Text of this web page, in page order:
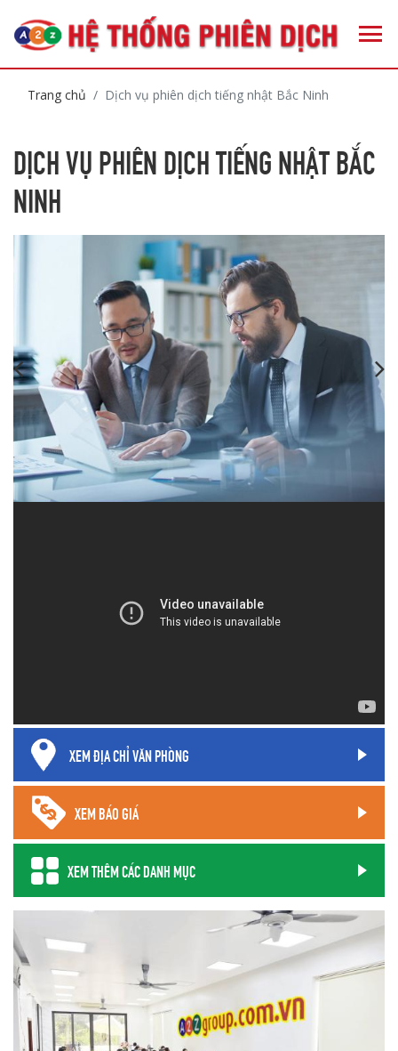
Trang chủ Dịch vụ phiên dịch tiếng nhật Bắc Ninh
DỊCH VỤ PHIÊN DỊCH TIẾNG NHẬT BẮC
NINH
XEM ĐỊA CHỈ VĂN PHÒNG
XEM BÁO GIÁ
XEM THÊM CÁC DANH MỤC